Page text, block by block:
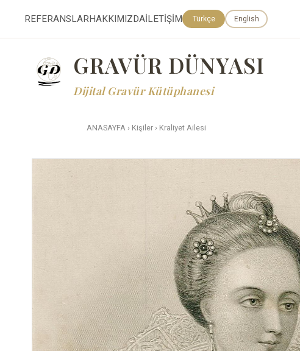
REFERANSLARHAKKIMIZDAİLETİŞİM Türkçe English
GRAVÜR DÜNYASI
Dijital Gravür Kütüphanesi
ANASAYFA › Kişiler › Kraliyet Ailesi